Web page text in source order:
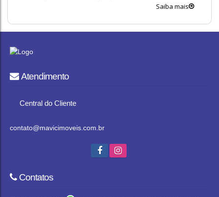
Saiba mais
Atendimento
Central do Cliente
contato@mavicimoveis.com.br
Contatos